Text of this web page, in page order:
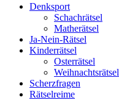
Denksport
Schachrätsel
Matherätsel
Ja-Nein-Rätsel
Kinderrätsel
Osterrätsel
Weihnachtsrätsel
Scherzfragen
Rätselreime